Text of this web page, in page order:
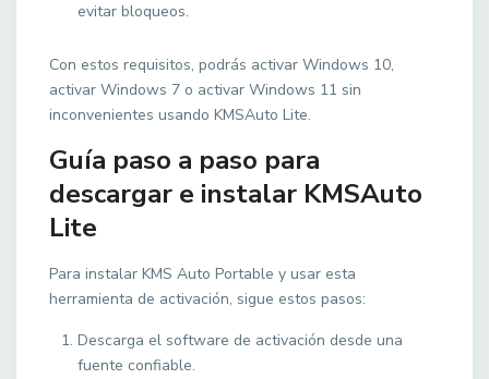
evitar bloqueos.
Con estos requisitos, podrás activar Windows 10,
activar Windows 7 o activar Windows 11 sin
inconvenientes usando KMSAuto Lite.
Guía paso a paso para
descargar e instalar KMSAuto
Lite
Para instalar KMS Auto Portable y usar esta
herramienta de activación, sigue estos pasos:
Descarga el software de activación desde una
fuente confiable.